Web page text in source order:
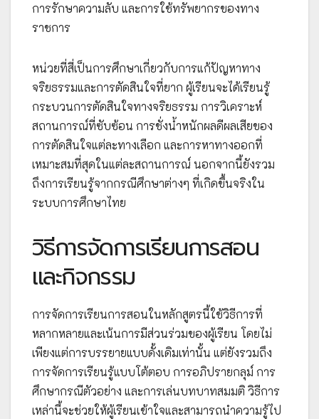
การรักษาความลับ และการใช้ทรัพยากรของทาง
ราชการ
หน่วยที่สี่เป็นการศึกษาเกี่ยวกับการแก้ปัญหาทาง
จริยธรรมและการตัดสินใจที่ยาก ผู้เรียนจะได้เรียนรู้
กระบวนการตัดสินใจทางจริยธรรม การวิเคราะห์
สถานการณ์ที่ซับซ้อน การชั่งน้ำหนักผลดีผลเสียของ
การตัดสินใจแต่ละทางเลือก และการหาทางออกที่
เหมาะสมที่สุดในแต่ละสถานการณ์ นอกจากนี้ยังรวม
ถึงการเรียนรู้จากกรณีศึกษาต่างๆ ที่เกิดขึ้นจริงใน
ระบบการศึกษาไทย
วิธีการจัดการเรียนการสอน
และกิจกรรม
การจัดการเรียนการสอนในหลักสูตรนี้ใช้วิธีการที่
หลากหลายและเน้นการมีส่วนร่วมของผู้เรียน โดยไม่
เพียงแต่การบรรยายแบบดั้งเดิมเท่านั้น แต่ยังรวมถึง
การจัดการเรียนรู้แบบโต้ตอบ การอภิปรายกลุม์ การ
ศึกษากรณีตัวอย่าง และการเล่นบทบาทสมมติ วิธีการ
เหล่านี้จะช่วยให้ผู้เรียนเข้าใจและสามารถนำความรู้ไป